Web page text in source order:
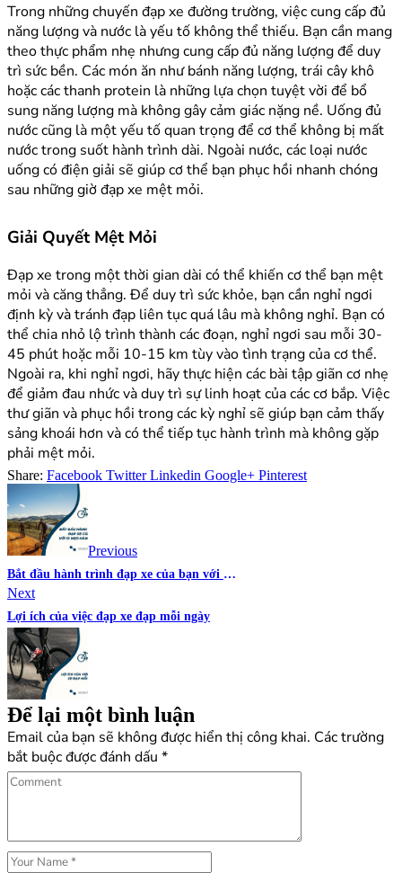
Trong những chuyến đạp xe đường trường, việc cung cấp đủ
năng lượng và nước là yếu tố không thể thiếu. Bạn cần mang
theo thực phẩm nhẹ nhưng cung cấp đủ năng lượng để duy
trì sức bền. Các món ăn như bánh năng lượng, trái cây khô
hoặc các thanh protein là những lựa chọn tuyệt vời để bổ
sung năng lượng mà không gây cảm giác nặng nề. Uống đủ
nước cũng là một yếu tố quan trọng để cơ thể không bị mất
nước trong suốt hành trình dài. Ngoài nước, các loại nước
uống có điện giải sẽ giúp cơ thể bạn phục hồi nhanh chóng
sau những giờ đạp xe mệt mỏi.
Giải Quyết Mệt Mỏi
Đạp xe trong một thời gian dài có thể khiến cơ thể bạn mệt
mỏi và căng thẳng. Để duy trì sức khỏe, bạn cần nghỉ ngơi
định kỳ và tránh đạp liên tục quá lâu mà không nghỉ. Bạn có
thể chia nhỏ lộ trình thành các đoạn, nghỉ ngơi sau mỗi 30-
45 phút hoặc mỗi 10-15 km tùy vào tình trạng của cơ thể.
Ngoài ra, khi nghỉ ngơi, hãy thực hiện các bài tập giãn cơ nhẹ
để giảm đau nhức và duy trì sự linh hoạt của các cơ bắp. Việc
thư giãn và phục hồi trong các kỳ nghỉ sẽ giúp bạn cảm thấy
sảng khoái hơn và có thể tiếp tục hành trình mà không gặp
phải mệt mỏi.
Share: Facebook Twitter Linkedin Google+ Pinterest
Điều
hướng
bài
viết
Previous
Bắt đầu hành trình đạp xe của bạn với 13
mẹo hàng đầu
Next
Lợi ích của việc đạp xe đạp mỗi ngày
Để lại một bình luận
Email của bạn sẽ không được hiển thị công khai. Các trường
bắt buộc được đánh dấu *